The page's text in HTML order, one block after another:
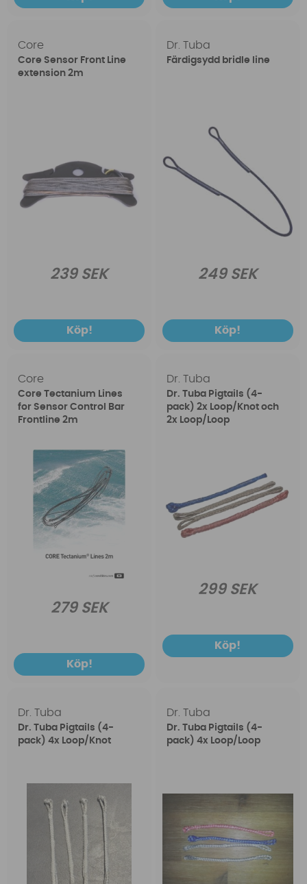
Core
Core Sensor Front Line
extension 2m
239 SEK
Köp!
Dr. Tuba
Färdigsydd bridle line
249 SEK
Köp!
Core
Core Tectanium Lines
for Sensor Control Bar
Frontline 2m
279 SEK
Köp!
Dr. Tuba
Dr. Tuba Pigtails (4-
pack) 2x Loop/Knot och
2x Loop/Loop
299 SEK
Köp!
Dr. Tuba
Dr. Tuba Pigtails (4-
pack) 4x Loop/Knot
Dr. Tuba
Dr. Tuba Pigtails (4-
pack) 4x Loop/Loop